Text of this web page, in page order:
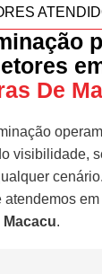
De
visibilidade,
atendemos em
Macacu.